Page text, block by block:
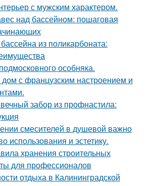
с мужским характером.
над бассейном: пошаговая
из поликарбоната:
особняка.
с французским настроением и
забор из профнастила:
смесителей в душевой важно
использования и эстетику.
хранения строительных
для профессионалов
отдыха в Калининградской